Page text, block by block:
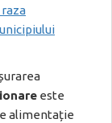
este
alimentație